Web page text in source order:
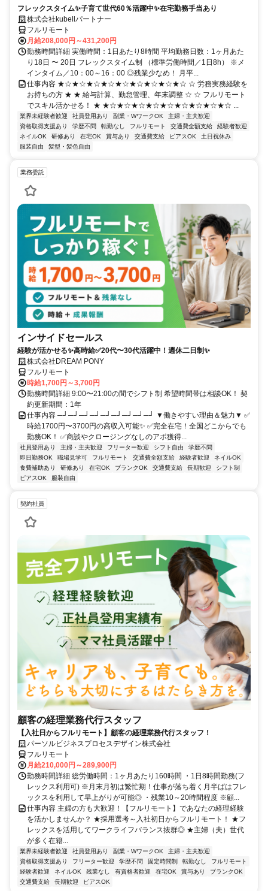
フレックスタイム✨子育て世代60％活躍中✨在宅勤務手当あり
株式会社kubellパートナー
フルリモート
月給208,000円～431,200円
勤務時間詳細 実働時間：1日あたり8時間 平均勤務日数：1ヶ月あた
り18日 〜 20日 フレックスタイム制 （標準労働時間／1日8h） ※メ
インタイム／10：00～16：00 ◎残業少なめ！ 月平...
仕事内容 ★☆★☆★☆★☆★☆★☆★☆★☆★☆ ☆ 労務実務経験を
お持ちの方 ★ ★ 給与計算、勤怠管理、年末調整 ☆ ☆ フルリモート
でスキル活かせる！ ★ ★☆★☆★☆★☆★☆★☆★☆★☆★☆ ...
業界未経験者歓迎 社員登用あり 副業・WワークOK
主婦・主夫歓迎
資格取得支援あり
学歴不問 転勤なし フルリモート 交通費全額支給
経験者歓迎
ネイルOK
研修あり 在宅OK 賞与あり 交通費支給 ピアスOK
土日祝休み
服装自由
髪型・髪色自由
業務委託
インサイドセールス
経験が活かせる✨高時給✅20代〜30代活躍中！週休二日制✨
株式会社DREAM PONY
フルリモート
時給1,700円～3,700円
勤務時間詳細 9:00〜21:00の間でシフト制 希望時間帯は相談OK！ 契
約更新期間：1年
仕事内容 ─┘─┘─┘─┘─┘─┘─┘─┘─┘ ▼働きやすい理由＆魅力▼ ✅
時給1700円〜3700円の高収入可能✨ ✅完全在宅！全国どこからでも
勤務OK！ ✅商談やクロージングなしのアポ獲得...
社員登用あり 主婦・主夫歓迎 フリーター歓迎 シフト自由
学歴不問
即日勤務OK
職場見学可 フルリモート 交通費全額支給 経験者歓迎
ネイルOK
食費補助あり
研修あり 在宅OK ブランクOK 交通費支給 長期歓迎
シフト制
ピアスOK
服装自由
契約社員
顧客の経理業務代行スタッフ
【入社日からフルリモート】顧客の経理業務代行スタッフ！
パーソルビジネスプロセスデザイン株式会社
フルリモート
月給210,000円～289,900円
勤務時間詳細 総労働時間：1ヶ月あたり160時間 ・1日8時間勤務(フ
レックス利用可) ※月末月初は繁忙期！仕事が落ち着く月半ばはフレ
ックスを利用して早上がりが可能◎ ・残業10～20時間程度 ※顧...
仕事内容 主婦の方も大歓迎！【フルリモート】であなたの経理経験
を活かしませんか？ ★採用選考～入社初日からフルリモート！ ★フ
レックスを活用してワークライフバランス抜群◎ ★主婦（夫）世代
が多く在籍...
業界未経験者歓迎 社員登用あり 副業・WワークOK
主婦・主夫歓迎
資格取得支援あり
フリーター歓迎 学歴不問 固定時間制 転勤なし
フルリモート
経験者歓迎
ネイルOK 残業なし 有資格者歓迎 在宅OK 賞与あり
ブランクOK
交通費支給
長期歓迎 ピアスOK